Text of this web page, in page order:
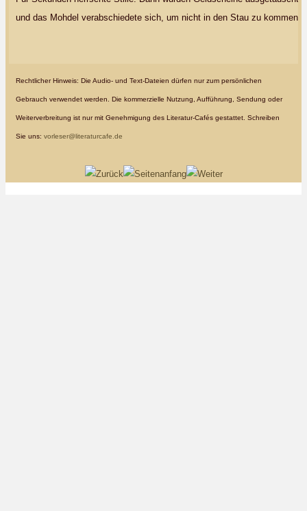
und das Mohdel verabschiedete sich, um nicht in den Stau zu kommen.
Rechtlicher Hinweis: Die Audio- und Text-Dateien dürfen nur zum persönlichen
Gebrauch verwendet werden. Die kommerzielle Nutzung, Aufführung, Sendung oder
Weiterverbreitung ist nur mit Genehmigung des Literatur-Cafés gestattet. Schreiben
Sie uns: vorleser@literaturcafe.de